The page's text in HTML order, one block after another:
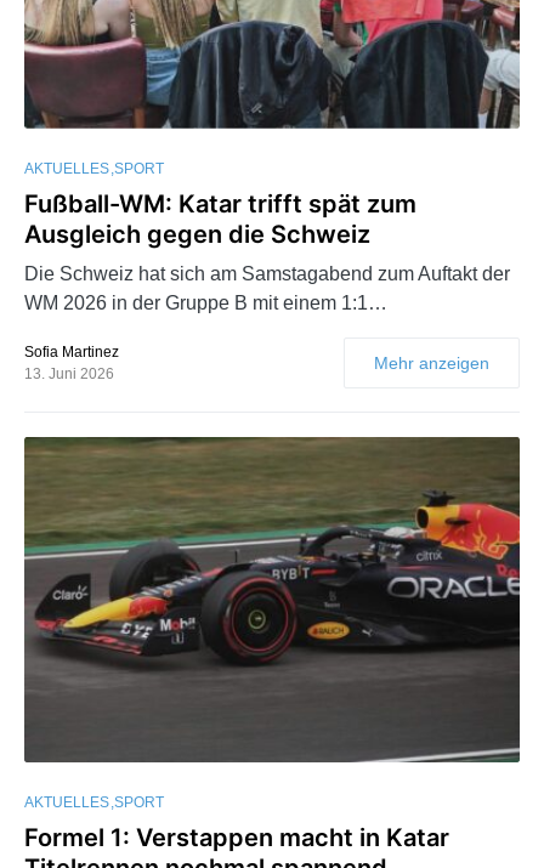
AKTUELLES SPORT
Fußball-WM: Katar trifft spät zum
Ausgleich gegen die Schweiz
Die Schweiz hat sich am Samstagabend zum Auftakt der
WM 2026 in der Gruppe B mit einem 1:1…
Sofia Martinez
13. Juni 2026
Mehr anzeigen
AKTUELLES SPORT
Formel 1: Verstappen macht in Katar